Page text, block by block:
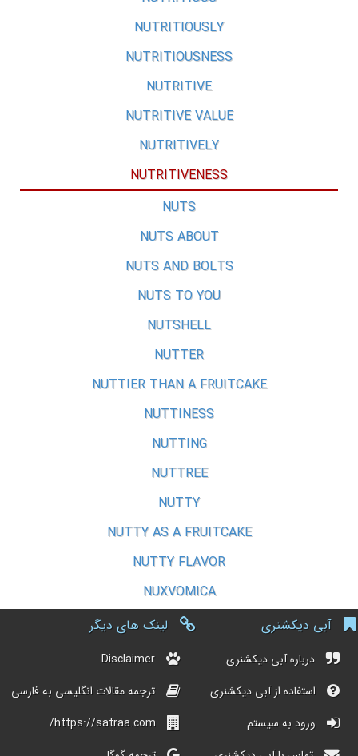
NUTRITIOUSLY
NUTRITIOUSNESS
NUTRITIVE
NUTRITIVE VALUE
NUTRITIVELY
NUTRITIVENESS
NUTS
NUTS ABOUT
NUTS AND BOLTS
NUTS TO YOU
NUTSHELL
NUTTER
NUTTIER THAN A FRUITCAKE
NUTTINESS
NUTTING
NUTTREE
NUTTY
NUTTY AS A FRUITCAKE
NUTTY FLAVOR
NUXVOMICA
آبی دیکشنری
درباره آبی دیکشنری
استفاده از آبی دیکشنری
ورود به سیستم
لینک های دیگر
Disclaimer
ترجمه مقالات انگلیسی به فارسی
https://satraa.com/